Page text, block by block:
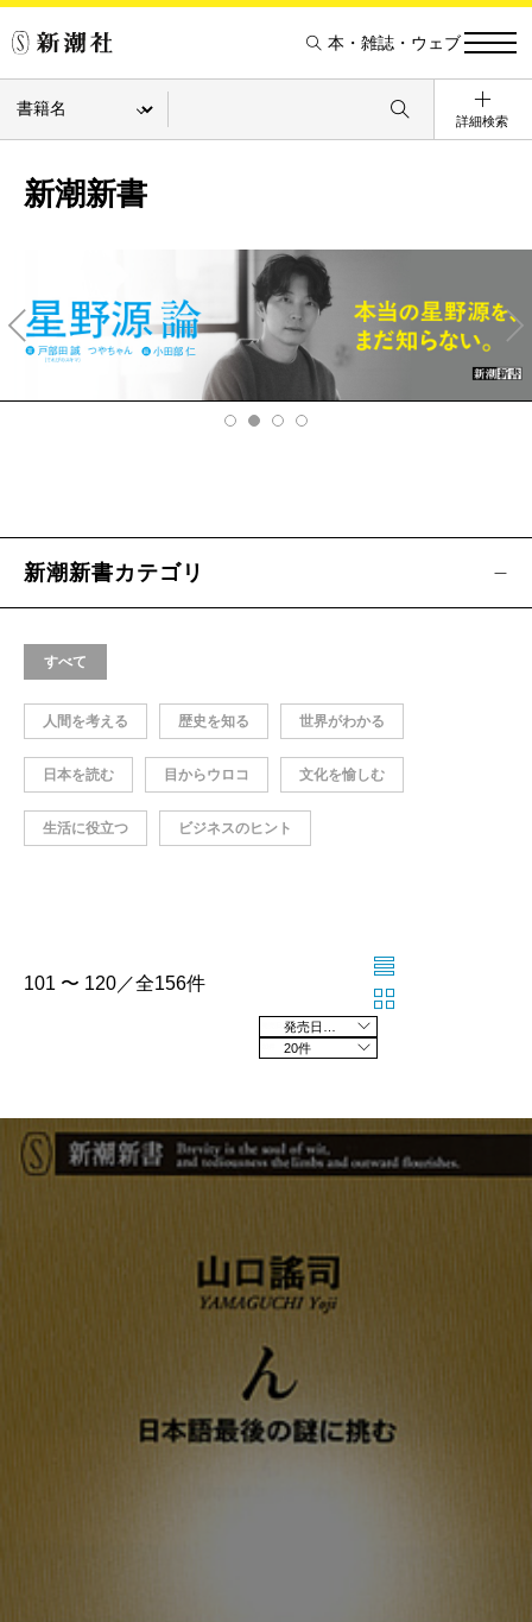
本・雑誌・ウェブ
詳細検索
新潮新書
v
Ne
xt
新潮新書カテゴリ
すべて
人間を考える 歴史を知る 世界がわかる
日本を読む 目からウロコ 文化を愉しむ
生活に役立つ ビジネスのヒント
101 〜 120／全156件
20件